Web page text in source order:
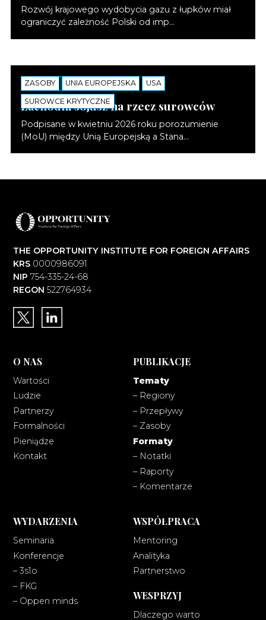
Rozwój krajowego wydobycia gazu z łupków miał
ograniczyć zależność Polski od imp...
ZASOBY UNIA EUROPEJSKA USA
SUROWCE KRYTYCZNE
NOTATKI
Zachodni sojusz na rzecz surowców
Podpisane w kwietniu 2026 roku porozumienie
(MoU) między Unią Europejską a Stana...
THE OPPORTUNITY INSTITUTE FOR FOREIGN AFFAIRS
KRS0000986091
NIP 754-335-24-68
REGON 522764934
O NAS
Wartości
Ludzie
Partnerzy
Formalności
Pieniądze
Kontakt
PUBLIKACJE
Tematy
– Regiony
– Przepływy
– Zasoby
Formaty
– Notatki
– Raporty
– Komentarze
WYDARZENIA
Seminaria
Konferencje
– 3s1o
– FKG
– Oppen minds
WSPÓŁPRACA
Mentoring
Analityka
Partnerstwo
WESPRZYJ
Dlaczego warto